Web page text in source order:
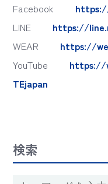
Facebook
LINE https://
WEAR https://
YouTube https://
TEjapan
検索